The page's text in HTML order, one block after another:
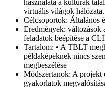
használata a kultúrák
virtuális világok
Célcsoportok: Általános
Eredmények: változások
feladatok beépítése a
Tartalom: • A TBLT
példaképeknek nincs
megbeszélése
Módszertanok: A projekt
gyakorlatok